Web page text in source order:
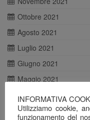
Ottobre 2021
Agosto 2021
Luglio 2021
Giugno 2021
Maggio 2021
Aprile 2021
Marzo 2021
INFORMATIVA
Utilizziamo cookie,
funzionamento del